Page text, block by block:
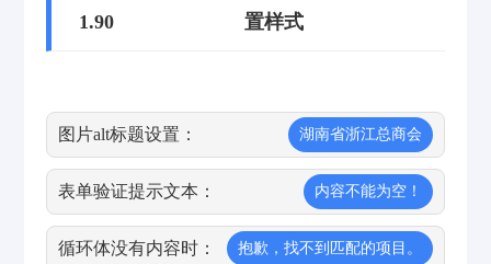
1.90
置样式
图片alt标题设置： 湖南省浙江总商会
表单验证提示文本： 内容不能为空！
循环体没有内容时： 抱歉，找不到匹配的项目。